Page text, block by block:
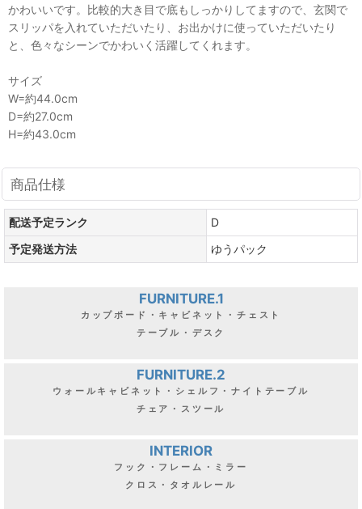
かわいいです。比較的大き目で底もしっかりしてますので、玄関で
スリッパを入れていただいたり、お出かけに使っていただいたり
と、色々なシーンでかわいく活躍してくれます。
サイズ
W=約44.0cm
D=約27.0cm
H=約43.0cm
商品仕様
配送予定ランク
D
予定発送方法
ゆうパック
FURNITURE.1
カップボード・キャビネット・チェスト
テーブル・デスク
FURNITURE.2
ウォールキャビネット・シェルフ・ナイトテーブル
チェア・スツール
INTERIOR
フック・フレーム・ミラー
クロス・タオルレール